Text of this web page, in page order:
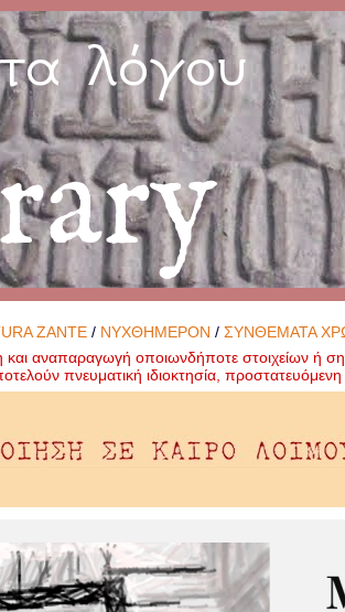
λόγου
ZANTE / ΝΥΧΘΗΜΕΡΟΝ /ΣΥΝΘΕΜΑΤΑ
και αναπαραγωγή οποιωνδήποτε στοιχείων ή
πνευματική ιδιοκτησία,